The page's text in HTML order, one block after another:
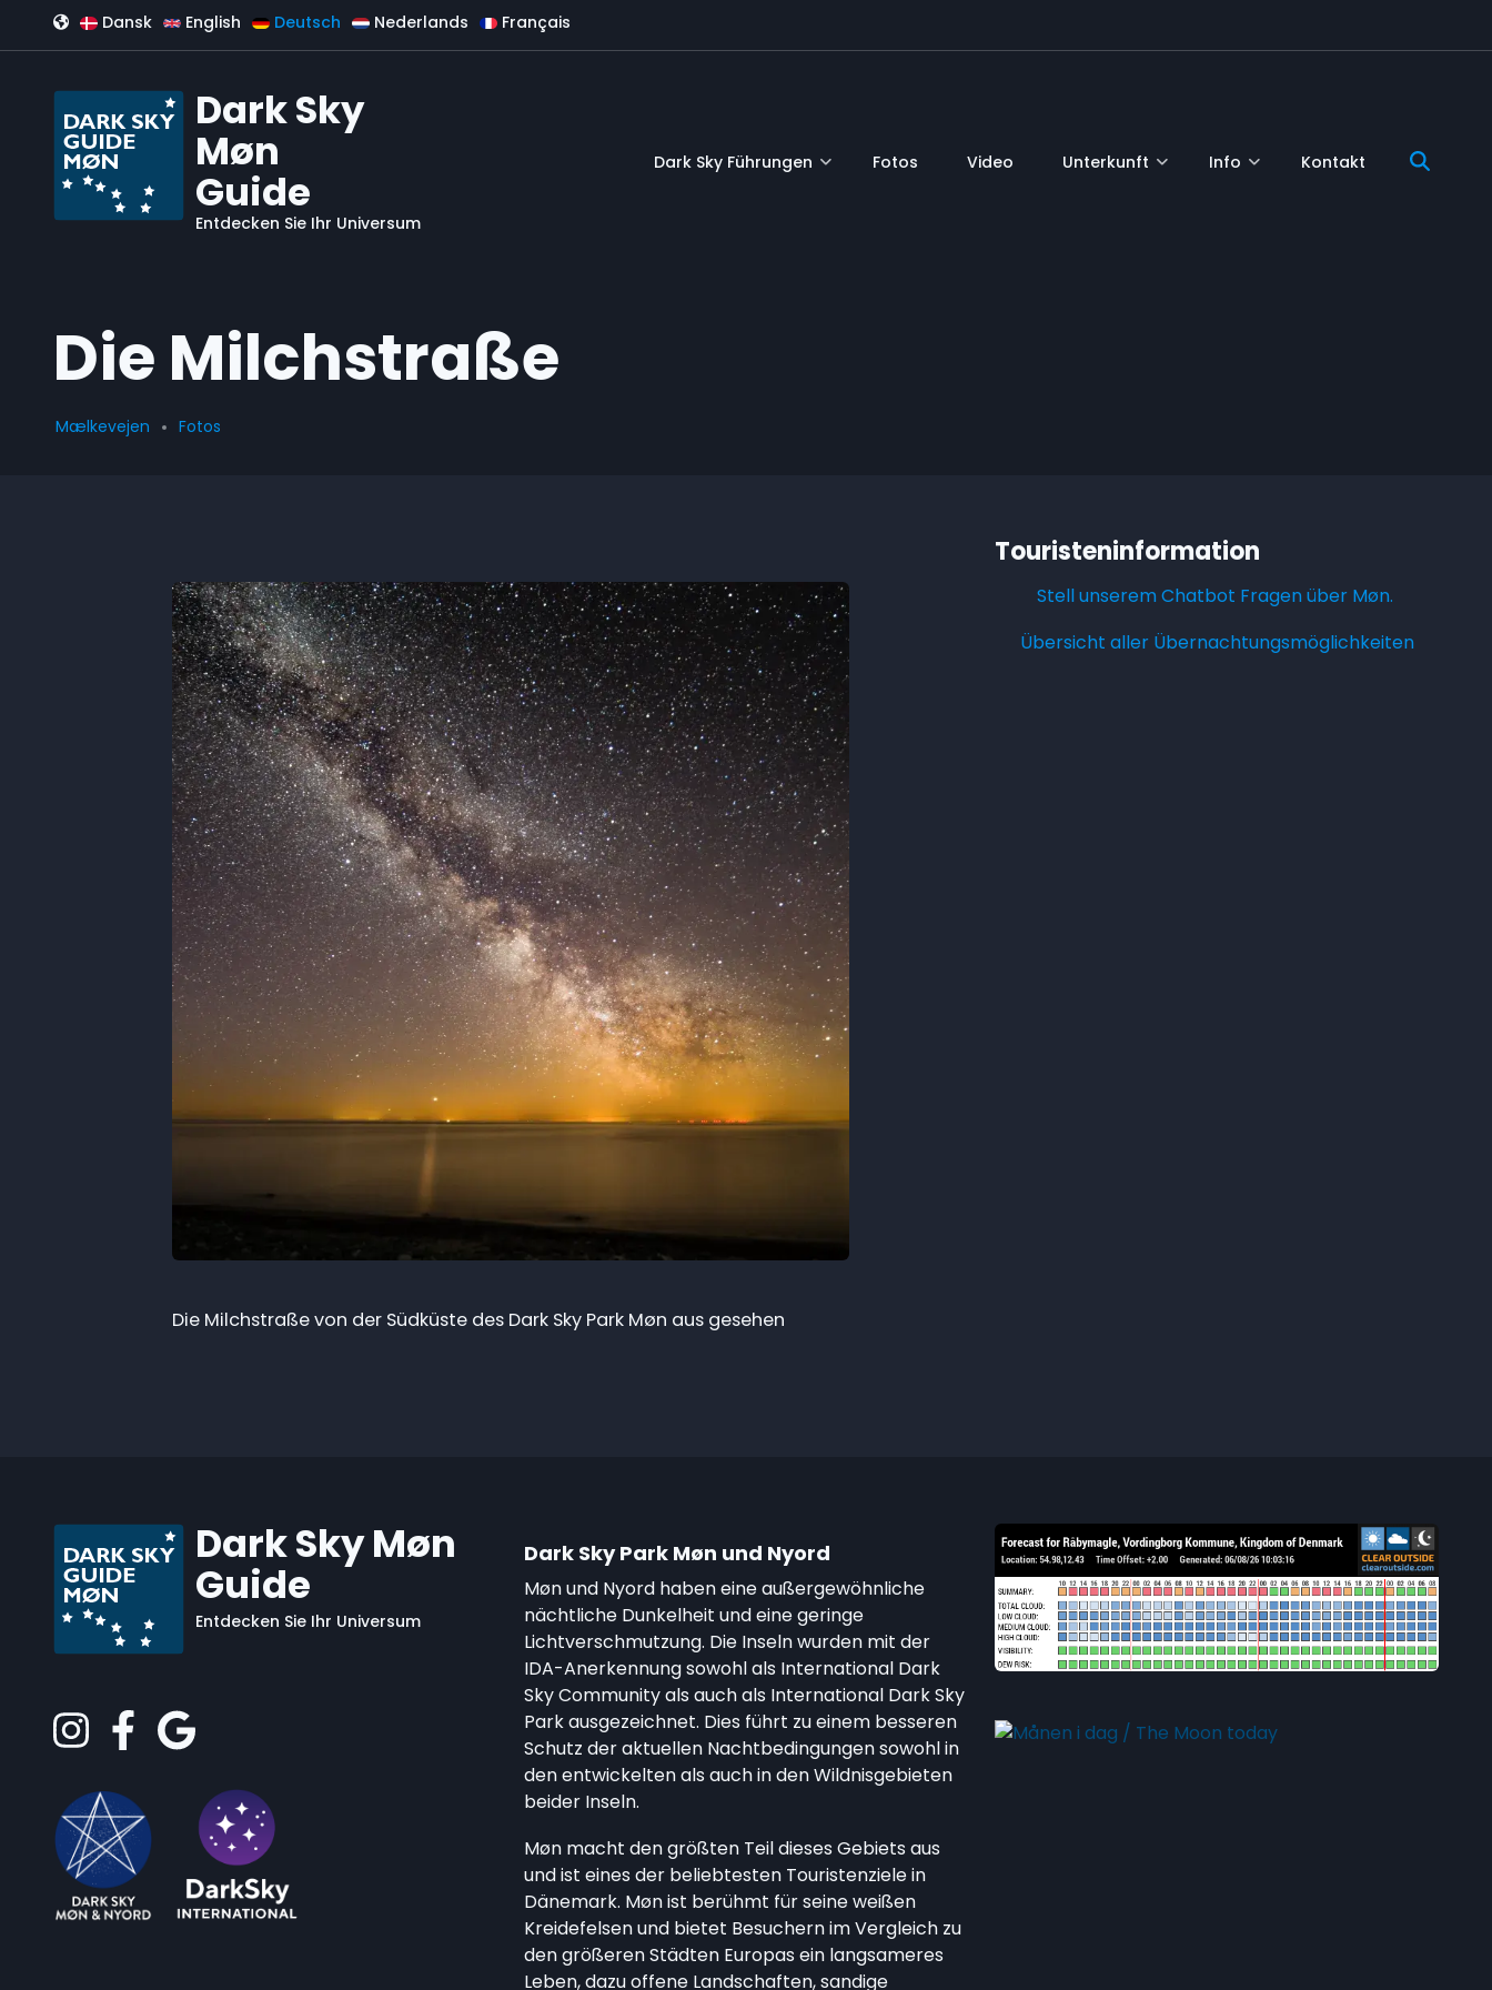
Direkt zum Inhalt
Dansk English Deutsch Nederlands Français
Dark Sky
Møn
Guide
Entdecken Sie Ihr Universum
Dark Sky Führungen Fotos Video Unterkunft Info Kontakt
Die Milchstraße
Mælkevejen Fotos
Die Milchstraße von der Südküste des Dark Sky Park Møn aus gesehen
Touristeninformation
Stell unserem Chatbot Fragen über Møn.
Übersicht aller Übernachtungsmöglichkeiten
Dark Sky Møn
Guide
Entdecken Sie Ihr Universum
Dark Sky Park Møn und Nyord
Møn und Nyord haben eine außergewöhnliche
nächtliche Dunkelheit und eine geringe
Lichtverschmutzung. Die Inseln wurden mit der
IDA-Anerkennung sowohl als International Dark
Sky Community als auch als International Dark Sky
Park ausgezeichnet. Dies führt zu einem besseren
Schutz der aktuellen Nachtbedingungen sowohl in
den entwickelten als auch in den Wildnisgebieten
beider Inseln.
Møn macht den größten Teil dieses Gebiets aus
und ist eines der beliebtesten Touristenziele in
Dänemark. Møn ist berühmt für seine weißen
Kreidefelsen und bietet Besuchern im Vergleich zu
den größeren Städten Europas ein langsameres
Leben, dazu offene Landschaften, sandige